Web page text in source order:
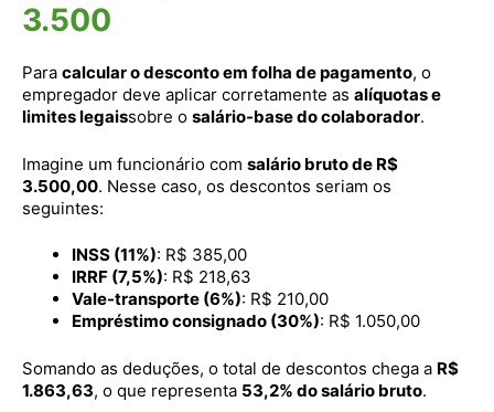
3.500
Para calcular o desconto em folha de pagamento, o
empregador deve aplicar corretamente as alíquotas e
limites legaissobre o salário-base do colaborador.
Imagine um funcionário com salário bruto de R$
3.500,00. Nesse caso, os descontos seriam os
seguintes:
INSS (11%): R$ 385,00
IRRF (7,5%): R$ 218,63
Vale-transporte (6%): R$ 210,00
Empréstimo consignado (30%): R$ 1.050,00
Somando as deduções, o total de descontos chega a R$
1.863,63, o que representa 53,2% do salário bruto.